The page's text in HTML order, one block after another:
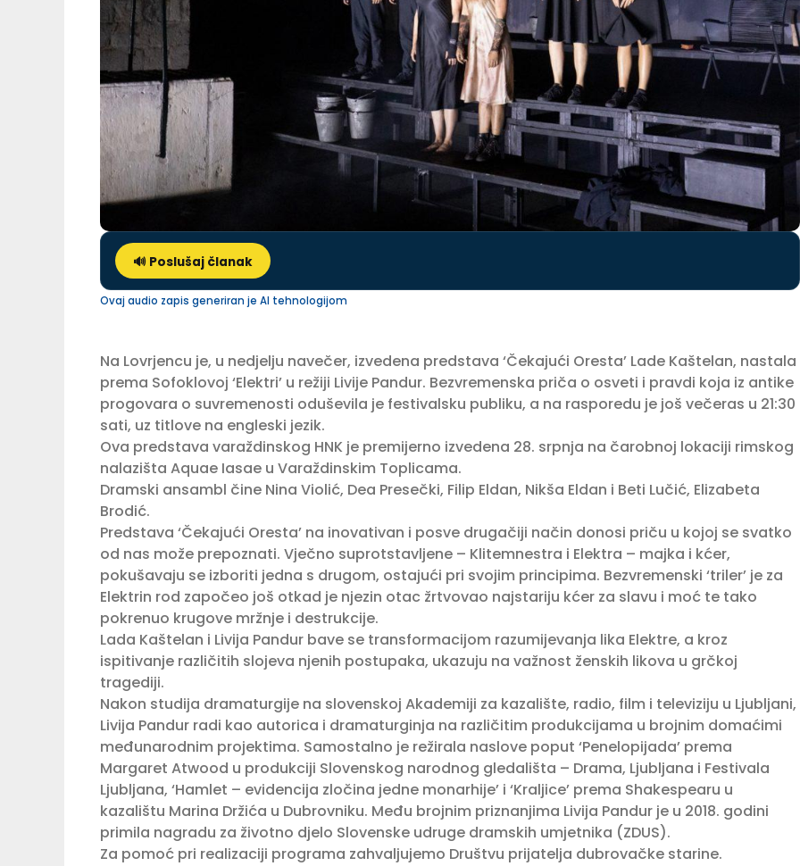
🔊 Poslušaj članak
Ovaj audio zapis generiran je AI tehnologijom
Na Lovrjencu je, u nedjelju navečer, izvedena predstava ‘Čekajući Oresta’ Lade Kaštelan, nastala
prema Sofoklovoj ‘Elektri’ u režiji Livije Pandur. Bezvremenska priča o osveti i pravdi koja iz antike
progovara o suvremenosti oduševila je festivalsku publiku, a na rasporedu je još večeras u 21:30
sati, uz titlove na engleski jezik.
Ova predstava varaždinskog HNK je premijerno izvedena 28. srpnja na čarobnoj lokaciji rimskog
nalazišta Aquae Iasae u Varaždinskim Toplicama.
Dramski ansambl čine Nina Violić, Dea Presečki, Filip Eldan, Nikša Eldan i Beti Lučić, Elizabeta
Brodić.
Predstava ‘Čekajući Oresta’ na inovativan i posve drugačiji način donosi priču u kojoj se svatko
od nas može prepoznati. Vječno suprotstavljene – Klitemnestra i Elektra – majka i kćer,
pokušavaju se izboriti jedna s drugom, ostajući pri svojim principima. Bezvremenski ‘triler’ je za
Elektrin rod započeo još otkad je njezin otac žrtvovao najstariju kćer za slavu i moć te tako
pokrenuo krugove mržnje i destrukcije.
Lada Kaštelan i Livija Pandur bave se transformacijom razumijevanja lika Elektre, a kroz
ispitivanje različitih slojeva njenih postupaka, ukazuju na važnost ženskih likova u grčkoj
tragediji.
Nakon studija dramaturgije na slovenskoj Akademiji za kazalište, radio, film i televiziju u Ljubljani,
Livija Pandur radi kao autorica i dramaturginja na različitim produkcijama u brojnim domaćimi
međunarodnim projektima. Samostalno je režirala naslove poput ‘Penelopijada’ prema
Margaret Atwood u produkciji Slovenskog narodnog gledališta – Drama, Ljubljana i Festivala
Ljubljana, ‘Hamlet – evidencija zločina jedne monarhije’ i ‘Kraljice’ prema Shakespearu u
kazalištu Marina Držića u Dubrovniku. Među brojnim priznanjima Livija Pandur je u 2018. godini
primila nagradu za životno djelo Slovenske udruge dramskih umjetnika (ZDUS).
Za pomoć pri realizaciji programa zahvaljujemo Društvu prijatelja dubrovačke starine.